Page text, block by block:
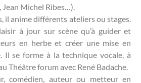
Michel Ribes…).
il anime différents ateliers ou stages.
à jour sur scène qu’à guider et
en herbe et créer une mise en
Il se forme à la technique vocale, à
Théâtre forum avec René Badache.
comédien, auteur ou metteur en